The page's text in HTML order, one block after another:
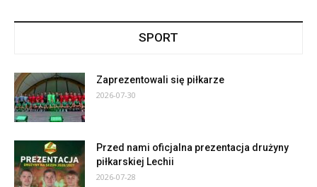
SPORT
Zaprezentowali się piłkarze
2026-07-30
Przed nami oficjalna prezentacja drużyny
piłkarskiej Lechii
2026-07-28